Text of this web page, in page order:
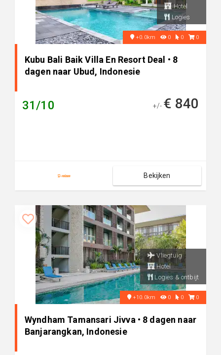
Hotel
Logies
+0.0km 0 0 0
Kubu Bali Baik Villa En Resort Deal • 8
dagen naar Ubud, Indonesie
31/10 +/- € 840
Bekijken
Vliegtuig
Hotel
Logies & ontbijt
+10.0km 0 0 0
Wyndham Tamansari Jivva • 8 dagen naar
Banjarangkan, Indonesie